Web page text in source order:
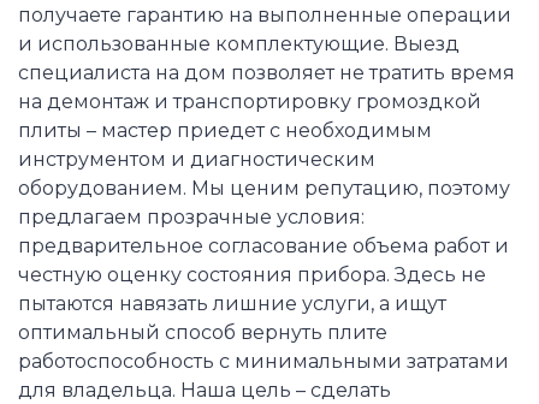
получаете гарантию на выполненные операции
и использованные комплектующие. Выезд
специалиста на дом позволяет не тратить время
на демонтаж и транспортировку громоздкой
плиты – мастер приедет с необходимым
инструментом и диагностическим
оборудованием. Мы ценим репутацию, поэтому
предлагаем прозрачные условия:
предварительное согласование объема работ и
честную оценку состояния прибора. Здесь не
пытаются навязать лишние услуги, а ищут
оптимальный способ вернуть плите
работоспособность с минимальными затратами
для владельца. Наша цель – сделать